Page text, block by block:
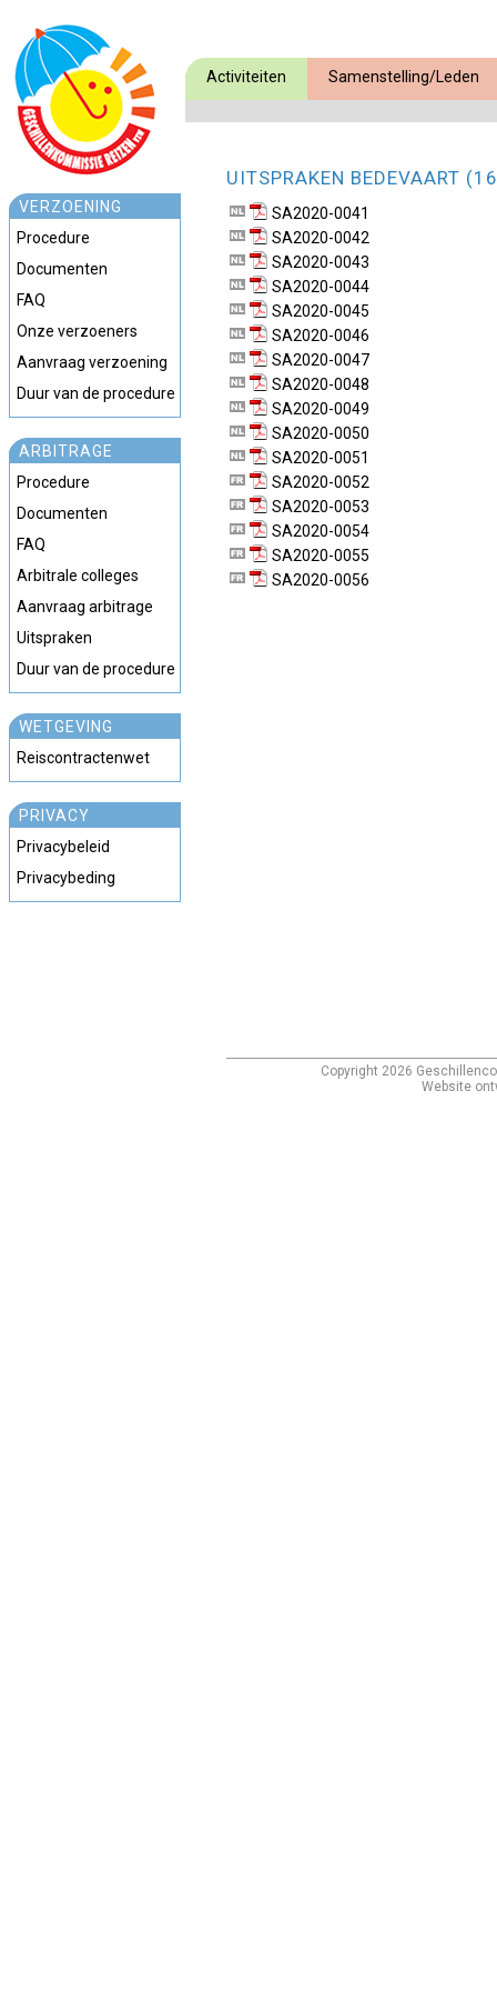
VERZOENING
Procedure
Documenten
FAQ
Onze verzoeners
Aanvraag verzoening
Duur van de procedure
ARBITRAGE
Procedure
Documenten
FAQ
Arbitrale colleges
Aanvraag arbitrage
Uitspraken
Duur van de procedure
WETGEVING
Reiscontractenwet
PRIVACY
Privacybeleid
Privacybeding
Activiteiten Samenstelling/Leden
UITSPRAKEN BEDEVAART
SA2020-0041
SA2020-0042
SA2020-0043
SA2020-0044
SA2020-0045
SA2020-0046
SA2020-0047
SA2020-0048
SA2020-0049
SA2020-0050
SA2020-0051
SA2020-0052
SA2020-0053
SA2020-0054
SA2020-0055
SA2020-0056
Copyright 2026
Website